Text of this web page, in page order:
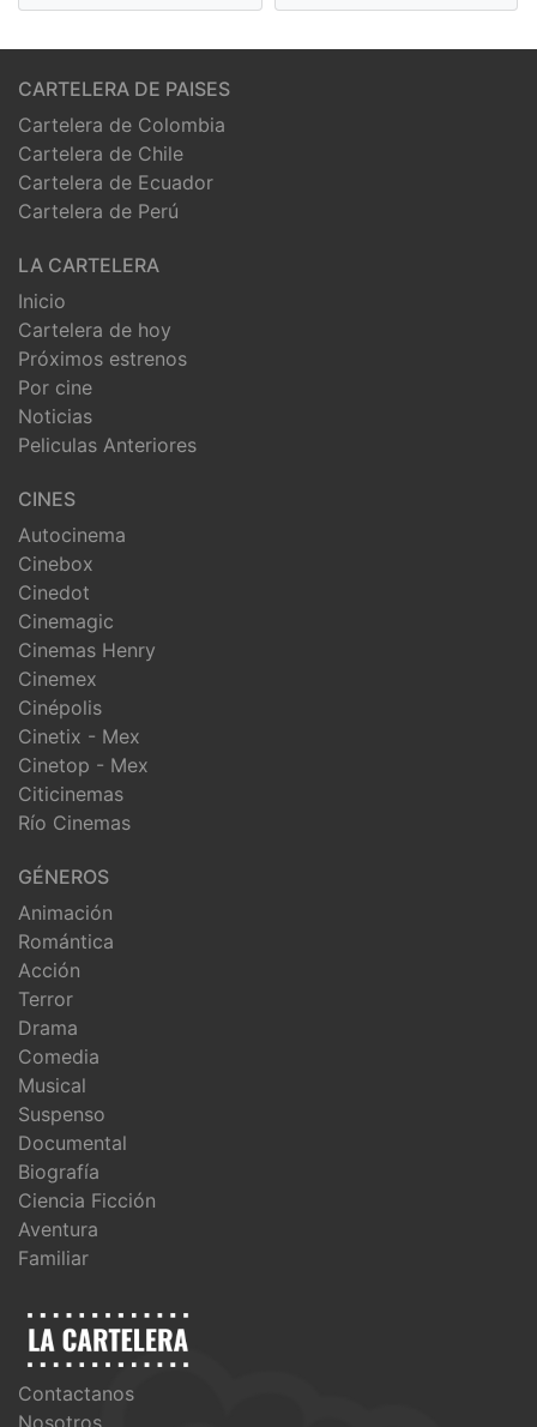
CARTELERA DE PAISES
Cartelera de Colombia
Cartelera de Chile
Cartelera de Ecuador
Cartelera de Perú
LA CARTELERA
Inicio
Cartelera de hoy
Próximos estrenos
Por cine
Noticias
Peliculas Anteriores
CINES
Autocinema
Cinebox
Cinedot
Cinemagic
Cinemas Henry
Cinemex
Cinépolis
Cinetix - Mex
Cinetop - Mex
Citicinemas
Río Cinemas
GÉNEROS
Animación
Romántica
Acción
Terror
Drama
Comedia
Musical
Suspenso
Documental
Biografía
Ciencia Ficción
Aventura
Familiar
Contactanos
Nosotros